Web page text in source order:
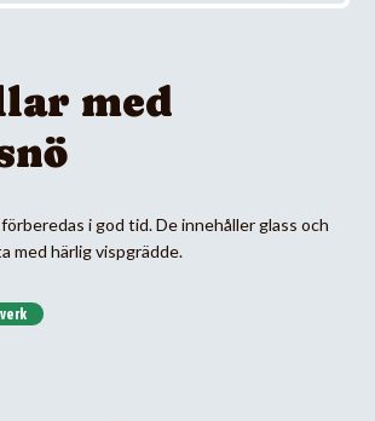
med
i god tid. De innehåller glass och
med härlig vispgrädde.